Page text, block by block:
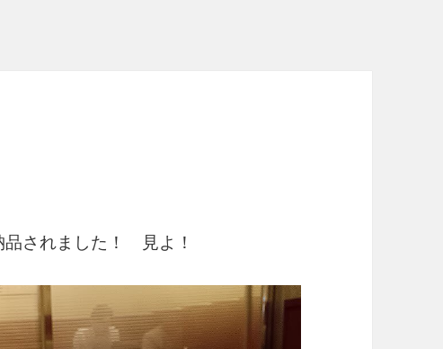
品されました！ 見よ！